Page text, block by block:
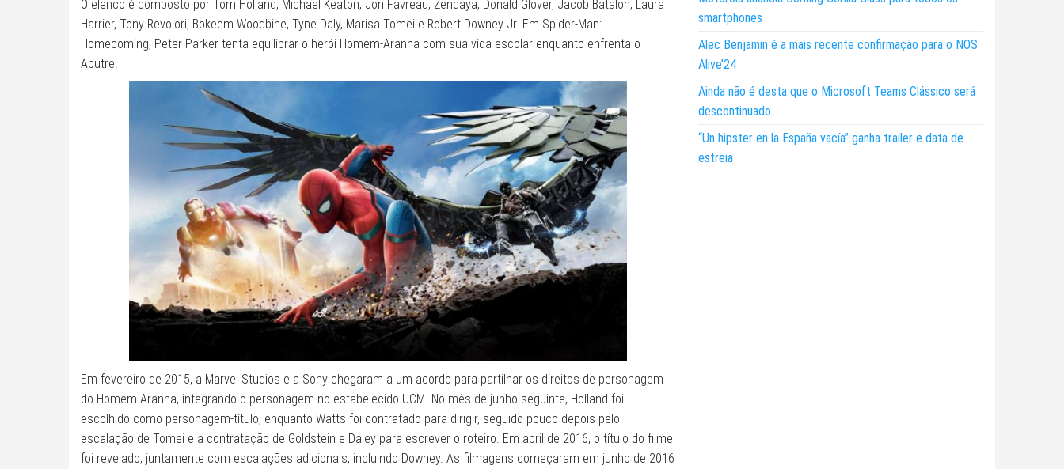
O elenco é composto por Tom Holland, Michael Keaton, Jon Favreau, Zendaya, Donald Glover, Jacob Batalon, Laura
Harrier, Tony Revolori, Bokeem Woodbine, Tyne Daly, Marisa Tomei e Robert Downey Jr. Em Spider-Man:
Homecoming, Peter Parker tenta equilibrar o herói Homem-Aranha com sua vida escolar enquanto enfrenta o
Abutre.
Em fevereiro de 2015, a Marvel Studios e a Sony chegaram a um acordo para partilhar os direitos de personagem
do Homem-Aranha, integrando o personagem no estabelecido UCM. No mês de junho seguinte, Holland foi
escolhido como personagem-título, enquanto Watts foi contratado para dirigir, seguido pouco depois pelo
escalação de Tomei e a contratação de Goldstein e Daley para escrever o roteiro. Em abril de 2016, o título do filme
foi revelado, juntamente com escalações adicionais, incluindo Downey. As filmagens começaram em junho de 2016
smartphones
Alec Benjamin é a mais recente confirmação para o NOS
Alive’24
Ainda não é desta que o Microsoft Teams Clássico será
descontinuado
“Un hipster en la España vacía” ganha trailer e data de
estreia